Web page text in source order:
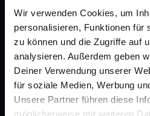
Wir verwenden Cookies, um
personalisieren, Funktionen für
zu können und die Zugriffe auf
analysieren. Außerdem geben
Deiner Verwendung unserer
für soziale Medien, Werbung
Unsere Partner führen diese
Über uns
Karriere